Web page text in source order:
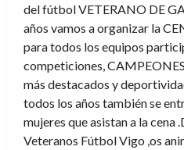
del fútbol VETERANO DE
años vamos a organizar la
para todos los equipos
competiciones,
más destacados y
todos los años también se
mujeres que asistan a la cena
Veteranos Fútbol Vigo ,os